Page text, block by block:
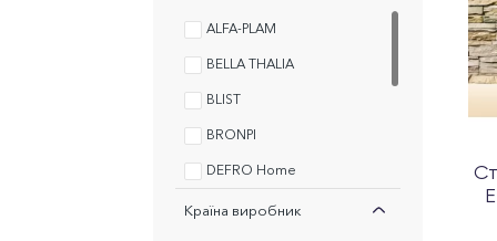
ALFA-PLAM
BELLA THALIA
BLIST
BRONPI
DEFRO Home
Hitze
Країна виробник